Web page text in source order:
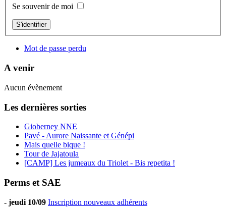
Se souvenir de moi
S'identifier
Mot de passe perdu
A venir
Aucun évènement
Les dernières sorties
Gioberney NNE
Pavé - Aurore Naissante et Génépi
Mais quelle bique !
Tour de Jajatoula
[CAMP] Les jumeaux du Triolet - Bis repetita !
Perms et SAE
- jeudi 10/09 Inscription nouveaux adhérents